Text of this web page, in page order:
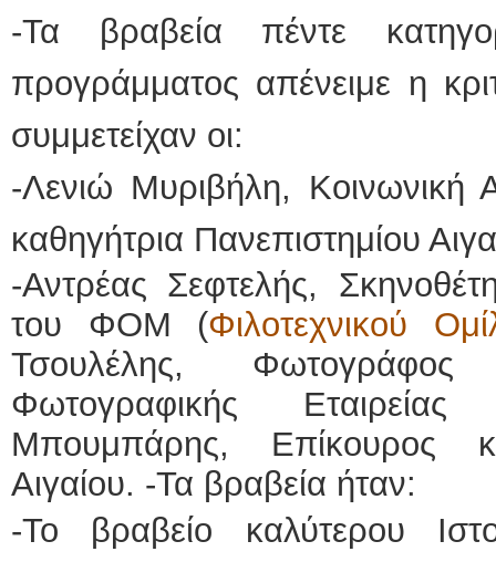
-Τα βραβεία πέντε
προγράμματος απένειμε η
συμμετείχαν οι:
-Λενιώ Μυριβήλη, Κοινωνική
καθηγήτρια Πανεπιστημίου
-Αντρέας Σεφτελής,
του ΦΟΜ (Φιλοτεχνικού
Τσουλέλης,
Φωτογραφικής
Μπουμπάρης, Επίκουρος
Αιγαίου. -Τα βραβεία ήταν:
-Το βραβείο καλύτερου